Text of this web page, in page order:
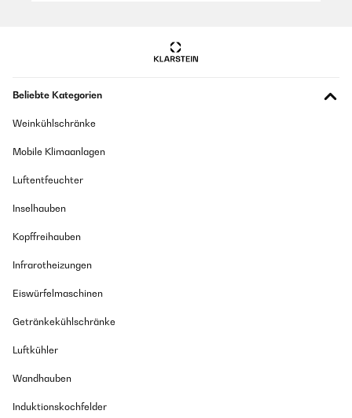
Beliebte Kategorien
Weinkühlschränke
Mobile Klimaanlagen
Luftentfeuchter
Inselhauben
Kopffreihauben
Infrarotheizungen
Eiswürfelmaschinen
Getränkekühlschränke
Luftkühler
Wandhauben
Induktionskochfelder